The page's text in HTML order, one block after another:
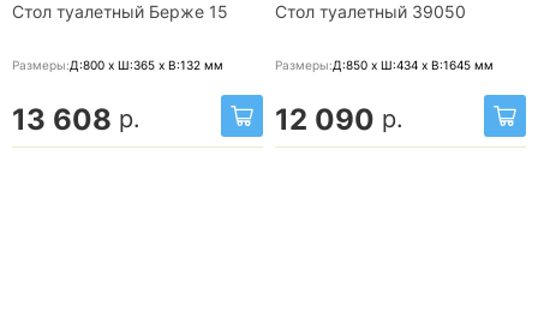
Стол туалетный Берже 15
Размеры:Д:800 x Ш:365 x В:132 мм
13 608 р.
Стол туалетный 39050
Размеры:Д:850 x Ш:434 x В:1645 мм
12 090 р.